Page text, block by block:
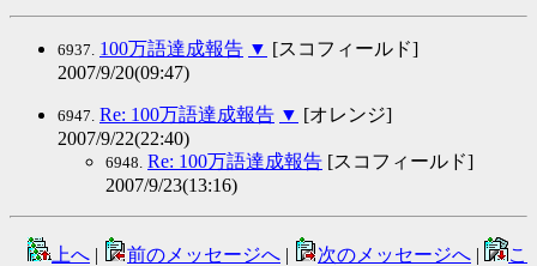
6937. 100万語達成報告 ▼ [スコフィールド]
2007/9/20(09:47)
6947. Re: 100万語達成報告 ▼ [オレンジ]
2007/9/22(22:40)
6948. Re: 100万語達成報告 [スコフィールド]
2007/9/23(13:16)
上へ | 前のメッセージへ | 次のメッセージへ |
こ